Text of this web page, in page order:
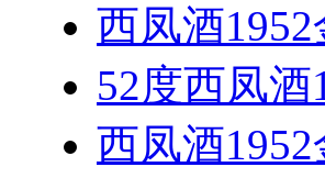
西凤酒
52度西凤酒
西凤酒